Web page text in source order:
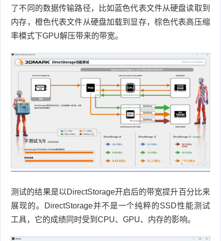
了不同的数据传输路径，比如蓝色代表文件从硬盘读取到
内存，橙色代表文件从硬盘加载到显存，棕色代表高压缩
率模式下GPU解压带来的带宽。
测试的结果是以 DirectStorage开启后的带宽提升百分比来
展现的。
DirectStorage并不是一个纯粹的SSD性能测试
工具，它的成绩同时受到CPU、GPU、内存的影响。